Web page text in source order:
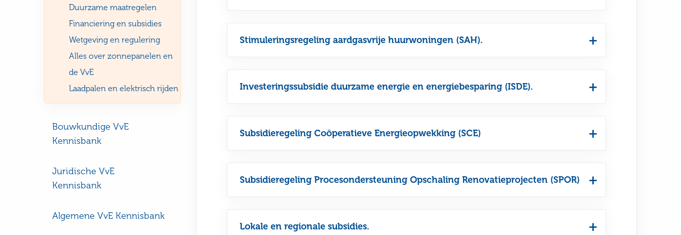
Duurzame maatregelen
Financiering en subsidies
Wetgeving en regulering
Alles over zonnepanelen en
de VvE
Laadpalen en elektrisch rijden
Bouwkundige VvE
Kennisbank
Juridische VvE
Kennisbank
Algemene VvE Kennisbank
Stimuleringsregeling aardgasvrije huurwoningen (SAH).
Investeringssubsidie duurzame energie en energiebesparing (ISDE).
Subsidieregeling Coöperatieve Energieopwekking (SCE)
Subsidieregeling Procesondersteuning Opschaling Renovatieprojecten (SPOR)
Lokale en regionale subsidies.